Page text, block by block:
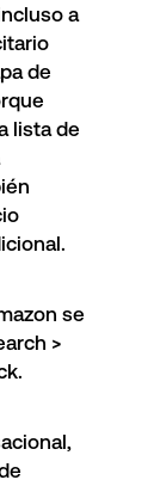
a
de
lista de
se
>